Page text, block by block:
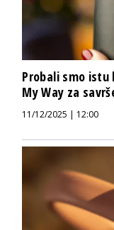
Probali smo istu
My Way za
11/12/2025 | 12:00